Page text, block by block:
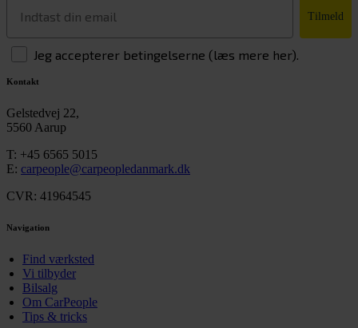
Tilmeld
Jeg accepterer betingelserne (læs mere her).
Kontakt
Gelstedvej 22,
5560 Aarup
T: +45 6565 5015
E: carpeople@carpeopledanmark.dk
CVR: 41964545
Navigation
Find værksted
Vi tilbyder
Bilsalg
Om CarPeople
Tips & tricks